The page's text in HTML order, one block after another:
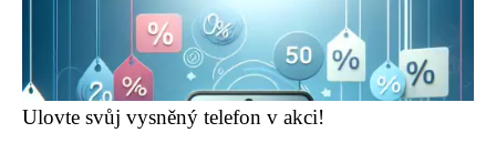
Ulovte svůj vysněný telefon v akci!